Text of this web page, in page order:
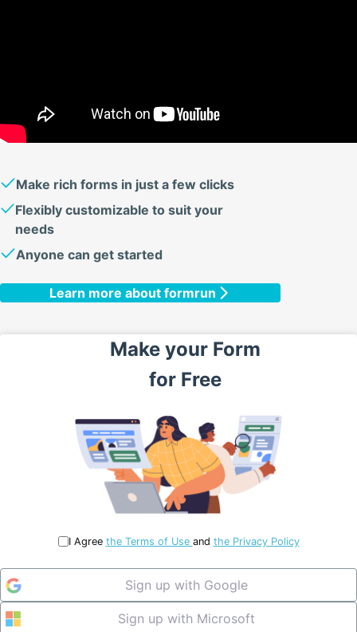
Make rich forms in just a few clicks
Flexibly customizable to suit your
needs
Anyone can get started
Learn more about formrun
Make your Form
for Free
I Agree the Terms of Use and the Privacy Policy
Sign up with Google
Sign up with Microsoft